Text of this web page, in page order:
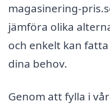
magasinering-
jämföra olika
och enkelt kan
dina behov.
Genom att fylla i